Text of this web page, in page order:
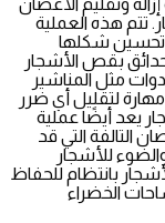
وتقليم الأغصان
تتم هذه العملية
شكلها
بقص الأشجار
مثل المناشير
لتقليل أي ضرر
يعد أيضًا عملية
التالفة التي قد
للأشجار
بانتظام للحفاظ
الخضراء